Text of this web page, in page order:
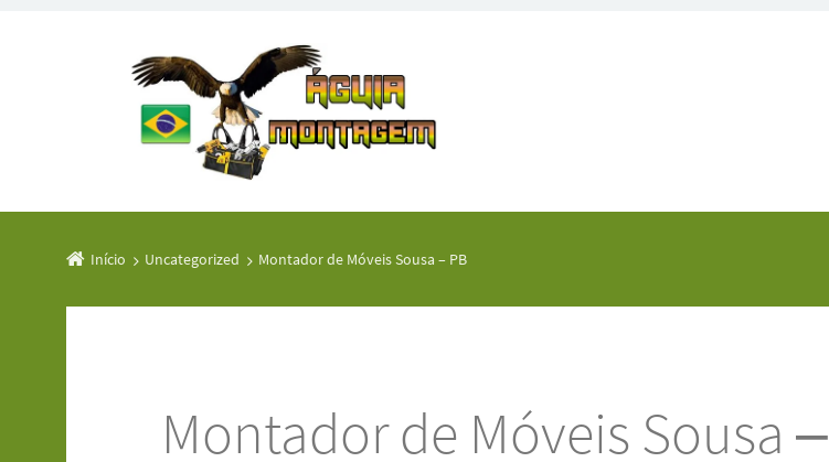
Início Uncategorized Montador de Móveis Sousa – PB
Montador de Móveis Sousa –